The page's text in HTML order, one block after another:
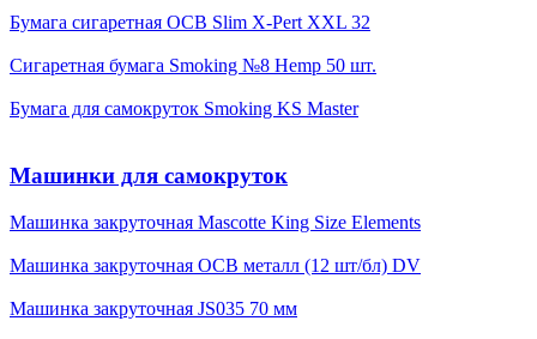
Бумага сигаретная OCB Slim X-Pert XXL 32
Сигаретная бумага Smoking №8 Hemp 50 шт.
Бумага для самокруток Smoking KS Master
Машинки для самокруток
Машинка закруточная Mascotte King Size Elements
Машинка закруточная OCB металл (12 шт/бл) DV
Машинка закруточная JS035 70 мм